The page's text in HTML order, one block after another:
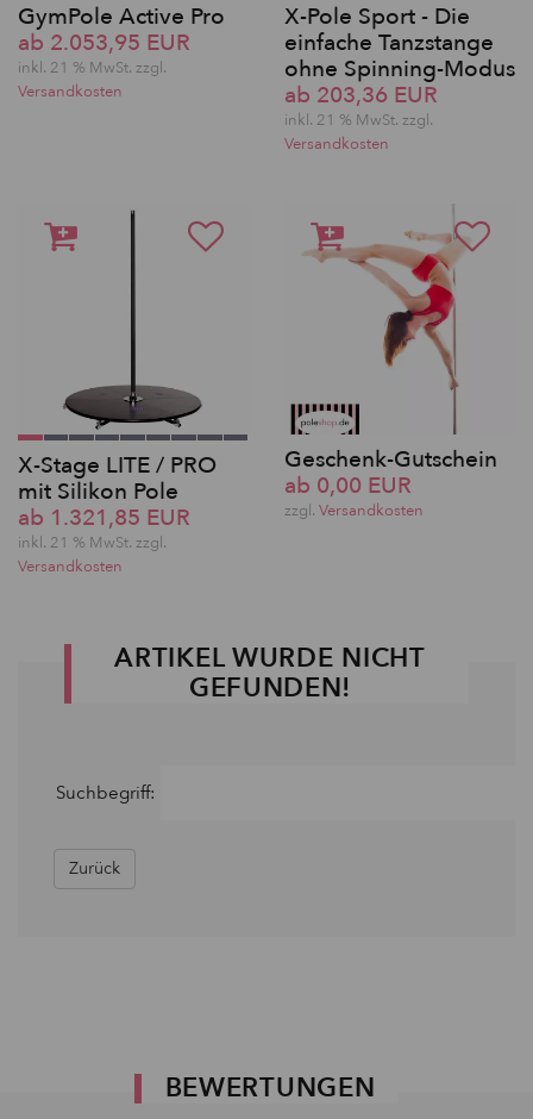
GymPole Active Pro
ab 2.053,95 EUR
inkl. 21 % MwSt. zzgl.
Versandkosten
X-Pole Sport - Die
einfache Tanzstange
ohne Spinning-Modus
ab 203,36 EUR
inkl. 21 % MwSt. zzgl.
Versandkosten
X-Stage LITE / PRO
mit Silikon Pole
ab 1.321,85 EUR
inkl. 21 % MwSt. zzgl.
Versandkosten
Geschenk-Gutschein
ab 0,00 EUR
zzgl. Versandkosten
ARTIKEL WURDE NICHT
GEFUNDEN!
Suchbegriff:
Zurück
BEWERTUNGEN